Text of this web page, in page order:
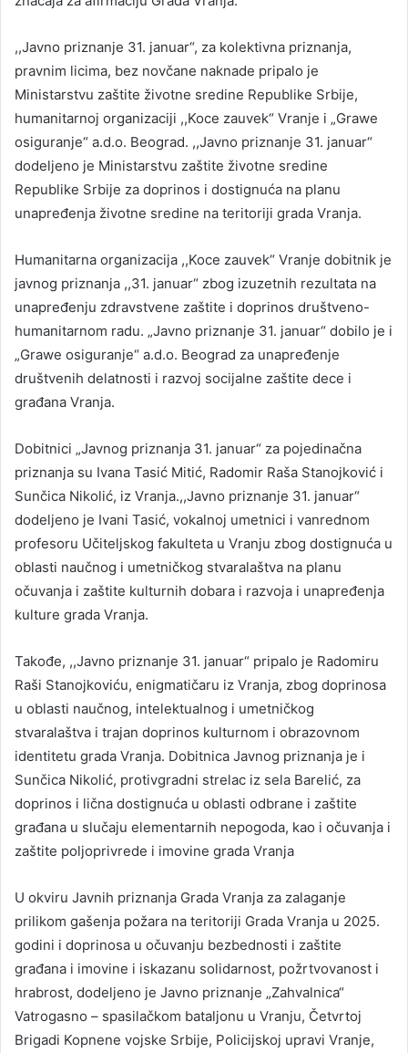
,,Javno priznanje 31. januar“, za kolektivna priznanja,
pravnim licima, bez novčane naknade pripalo je
Ministarstvu zaštite životne sredine Republike Srbije,
humanitarnoj organizaciji ,,Koce zauvek“ Vranje i „Grawe
osiguranje“ a.d.o. Beograd. ,,Javno priznanje 31. januar“
dodeljeno je Ministarstvu zaštite životne sredine
Republike Srbije za doprinos i dostignuća na planu
unapređenja životne sredine na teritoriji grada Vranja.
Humanitarna organizacija ,,Koce zauvek“ Vranje dobitnik je
javnog priznanja ,,31. januar“ zbog izuzetnih rezultata na
unapređenju zdravstvene zaštite i doprinos društveno-
humanitarnom radu. „Javno priznanje 31. januar“ dobilo je i
„Grawe osiguranje“ a.d.o. Beograd za unapređenje
društvenih delatnosti i razvoj socijalne zaštite dece i
građana Vranja.
Dobitnici „Javnog priznanja 31. januar“ za pojedinačna
priznanja su Ivana Tasić Mitić, Radomir Raša Stanojković i
Sunčica Nikolić, iz Vranja.,,Javno priznanje 31. januar“
dodeljeno je Ivani Tasić, vokalnoj umetnici i vanrednom
profesoru Učiteljskog fakulteta u Vranju zbog dostignuća u
oblasti naučnog i umetničkog stvaralaštva na planu
očuvanja i zaštite kulturnih dobara i razvoja i unapređenja
kulture grada Vranja.
Takođe, ,,Javno priznanje 31. januar“ pripalo je Radomiru
Raši Stanojkoviću, enigmatičaru iz Vranja, zbog doprinosa
u oblasti naučnog, intelektualnog i umetničkog
stvaralaštva i trajan doprinos kulturnom i obrazovnom
identitetu grada Vranja. Dobitnica Javnog priznanja je i
Sunčica Nikolić, protivgradni strelac iz sela Barelić, za
doprinos i lična dostignuća u oblasti odbrane i zaštite
građana u slučaju elementarnih nepogoda, kao i očuvanja i
zaštite poljoprivrede i imovine grada Vranja
U okviru Javnih priznanja Grada Vranja za zalaganje
prilikom gašenja požara na teritoriji Grada Vranja u 2025.
godini i doprinosa u očuvanju bezbednosti i zaštite
građana i imovine i iskazanu solidarnost, požrtvovanost i
hrabrost, dodeljeno je Javno priznanje „Zahvalnica“
Vatrogasno – spasilačkom bataljonu u Vranju, Četvrtoj
Brigadi Kopnene vojske Srbije, Policijskoj upravi Vranje,